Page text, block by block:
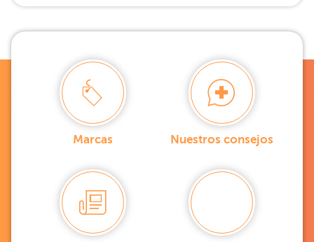
Marcas Nuestros consejos